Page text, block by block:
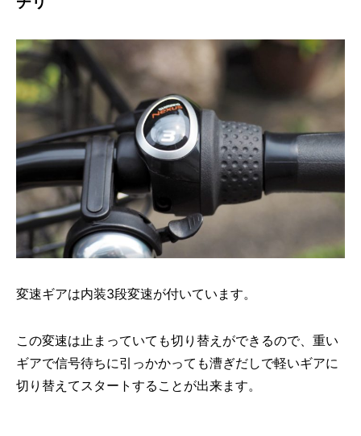
変速ギアは内装3段変速が付いています。
この変速は止まっていても切り替えができるので、重い
ギアで信号待ちに引っかかっても漕ぎだしで軽いギアに
切り替えてスタートすることが出来ます。